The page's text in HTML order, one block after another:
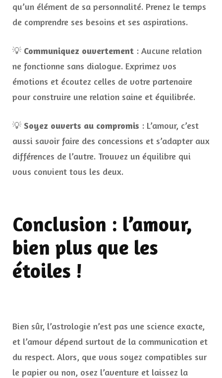
qu’un élément de sa personnalité. Prenez le temps
de comprendre ses besoins et ses aspirations.
💡 Communiquez ouvertement : Aucune relation
ne fonctionne sans dialogue. Exprimez vos
émotions et écoutez celles de votre partenaire
pour construire une relation saine et équilibrée.
💡 Soyez ouverts au compromis : L’amour, c’est
aussi savoir faire des concessions et s’adapter aux
différences de l’autre. Trouvez un équilibre qui
vous convient tous les deux.
Conclusion : l’amour,
bien plus que les
étoiles !
Bien sûr, l’astrologie n’est pas une science exacte,
et l’amour dépend surtout de la communication et
du respect. Alors, que vous soyez compatibles sur
le papier ou non, osez l’aventure et laissez la